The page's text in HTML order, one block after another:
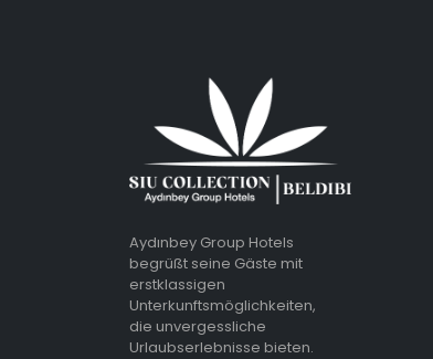
Aydınbey Group Hotels
begrüßt seine Gäste mit
erstklassigen
Unterkunftsmöglichkeiten,
die unvergessliche
Urlaubserlebnisse bieten.